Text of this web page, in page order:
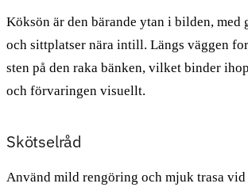
Köksön är den bärande ytan i bilden, med
och sittplatser nära intill. Längs väggen
sten på den raka bänken, vilket binder
och förvaringen visuellt.
Skötselråd
Använd mild rengöring och mjuk trasa